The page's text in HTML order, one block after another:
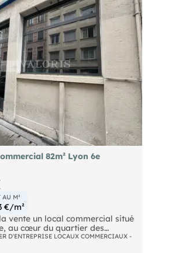
estimé des dépenses annuelles
usage standard : 4 106 € par an.
juridique de la Copropriété.
annuelles de copropriété
quote-part du budget
: 4 400 €. Pas de procédure
82m² Lyon 6e
AU M²
€/m²
vente un local commercial situé
au cœur du quartier des
curé pour faciliter vos
D'ENTREPRISE LOCAUX COMMERCIAUX -